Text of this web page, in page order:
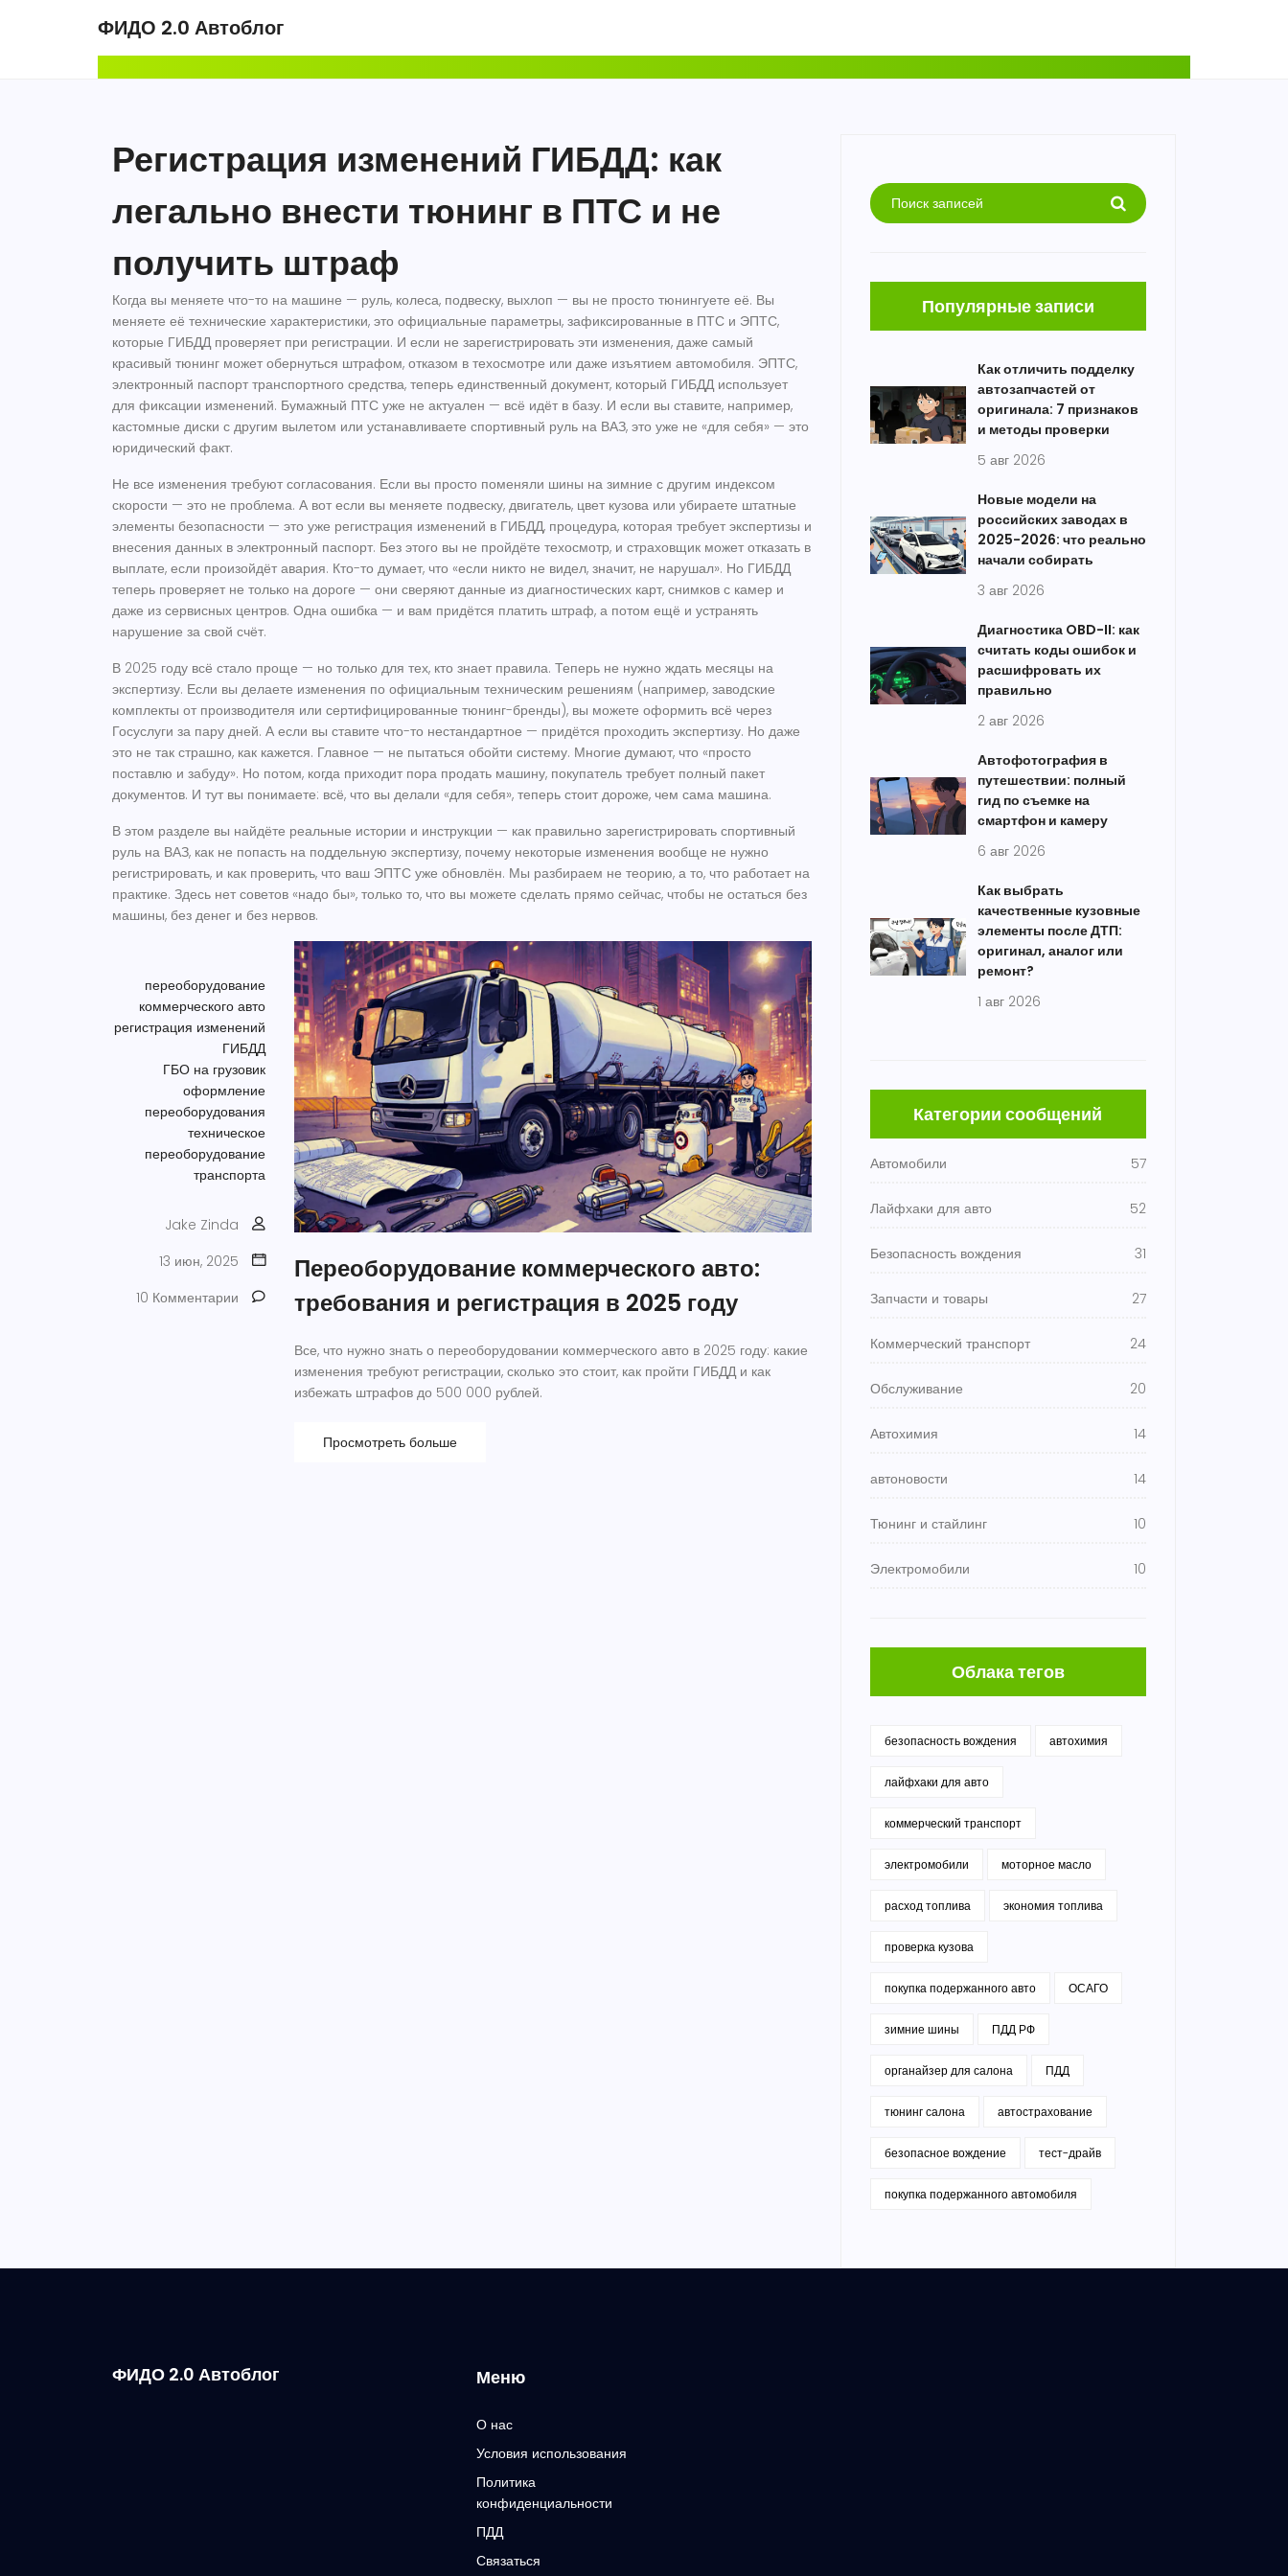
ФИДО 2.0 Автоблог
Регистрация изменений ГИБДД: как
легально внести тюнинг в ПТС и не
получить штраф
Когда вы меняете что-то на машине — руль, колеса, подвеску, выхлоп — вы не просто тюнингуете её. Вы
меняете её технические характеристики, это официальные параметры, зафиксированные в ПТС и ЭПТС,
которые ГИБДД проверяет при регистрации. И если не зарегистрировать эти изменения, даже самый
красивый тюнинг может обернуться штрафом, отказом в техосмотре или даже изъятием автомобиля. ЭПТС,
электронный паспорт транспортного средства, теперь единственный документ, который ГИБДД использует
для фиксации изменений. Бумажный ПТС уже не актуален — всё идёт в базу. И если вы ставите, например,
кастомные диски с другим вылетом или устанавливаете спортивный руль на ВАЗ, это уже не «для себя» — это
юридический факт.
Не все изменения требуют согласования. Если вы просто поменяли шины на зимние с другим индексом
скорости — это не проблема. А вот если вы меняете подвеску, двигатель, цвет кузова или убираете штатные
элементы безопасности — это уже регистрация изменений в ГИБДД, процедура, которая требует экспертизы и
внесения данных в электронный паспорт. Без этого вы не пройдёте техосмотр, и страховщик может отказать в
выплате, если произойдёт авария. Кто-то думает, что «если никто не видел, значит, не нарушал». Но ГИБДД
теперь проверяет не только на дороге — они сверяют данные из диагностических карт, снимков с камер и
даже из сервисных центров. Одна ошибка — и вам придётся платить штраф, а потом ещё и устранять
нарушение за свой счёт.
В 2025 году всё стало проще — но только для тех, кто знает правила. Теперь не нужно ждать месяцы на
экспертизу. Если вы делаете изменения по официальным техническим решениям (например, заводские
комплекты от производителя или сертифицированные тюнинг-бренды), вы можете оформить всё через
Госуслуги за пару дней. А если вы ставите что-то нестандартное — придётся проходить экспертизу. Но даже
это не так страшно, как кажется. Главное — не пытаться обойти систему. Многие думают, что «просто
поставлю и забуду». Но потом, когда приходит пора продать машину, покупатель требует полный пакет
документов. И тут вы понимаете: всё, что вы делали «для себя», теперь стоит дороже, чем сама машина.
В этом разделе вы найдёте реальные истории и инструкции — как правильно зарегистрировать спортивный
руль на ВАЗ, как не попасть на поддельную экспертизу, почему некоторые изменения вообще не нужно
регистрировать, и как проверить, что ваш ЭПТС уже обновлён. Мы разбираем не теорию, а то, что работает на
практике. Здесь нет советов «надо бы», только то, что вы можете сделать прямо сейчас, чтобы не остаться без
машины, без денег и без нервов.
переоборудование
коммерческого авто
регистрация изменений
ГИБДД
ГБО на грузовик
оформление
переоборудования
техническое
переоборудование
транспорта
Jake Zinda
13 июн, 2025
10 Комментарии
Переоборудование коммерческого авто:
требования и регистрация в 2025 году
Все, что нужно знать о переоборудовании коммерческого авто в 2025 году: какие
изменения требуют регистрации, сколько это стоит, как пройти ГИБДД и как
избежать штрафов до 500 000 рублей.
Просмотреть больше
Популярные записи
Как отличить подделку
автозапчастей от
оригинала: 7 признаков
и методы проверки
5 авг 2026
Новые модели на
российских заводах в
2025-2026: что реально
начали собирать
3 авг 2026
Диагностика OBD-II: как
считать коды ошибок и
расшифровать их
правильно
2 авг 2026
Автофотография в
путешествии: полный
гид по съемке на
смартфон и камеру
6 авг 2026
Как выбрать
качественные кузовные
элементы после ДТП:
оригинал, аналог или
ремонт?
1 авг 2026
Категории сообщений
Автомобили 57
Лайфхаки для авто 52
Безопасность вождения 31
Запчасти и товары 27
Коммерческий транспорт 24
Обслуживание 20
Автохимия 14
автоновости 14
Тюнинг и стайлинг 10
Электромобили 10
Облака тегов
безопасность вождения автохимия
лайфхаки для авто
коммерческий транспорт
электромобили моторное масло
расход топлива экономия топлива
проверка кузова
покупка подержанного авто ОСАГО
зимние шины ПДД РФ
органайзер для салона ПДД
тюнинг салона автострахование
безопасное вождение тест-драйв
покупка подержанного автомобиля
ФИДО 2.0 Автоблог Меню
О нас
Условия использования
Политика
конфиденциальности
ПДД
Связаться